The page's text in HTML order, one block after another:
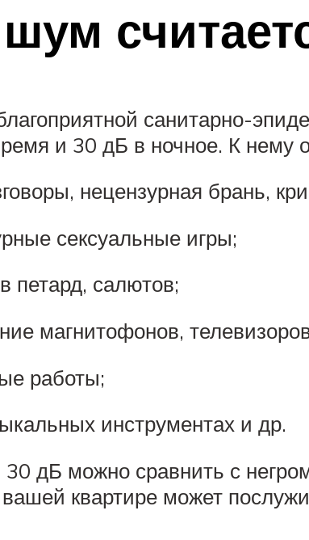
санитарно-
и 30 дБ в ночное. К нему
нецензурная брань,
сексуальные игры;
петард, салютов;
магнитофонов,
работы;
инструментах и др.
дБ можно сравнить с
квартире может